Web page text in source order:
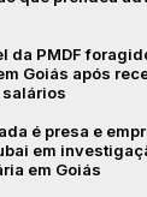
da PMDF
Goiás após
salários
é presa e
em
em Goiás